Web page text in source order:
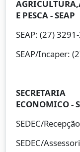
E PESCA -
SEAP: (27)
SEAP/Incaper:
ECONOMICO -
SEDEC/
SEDEC/